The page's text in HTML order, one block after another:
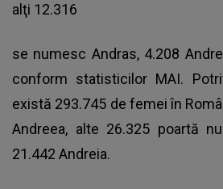
alţi 12.316
se numesc Andras, 4.208
conform statisticilor MAI.
există 293.745 de femei în
Andreea, alte 26.325 poartă
21.442 Andreia.